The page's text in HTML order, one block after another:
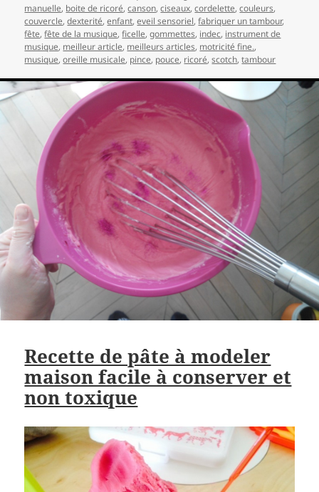
manuelle, boite de ricoré,canson,ciseaux,cordelette,couleurs,
couvercle,dexterité,enfant,eveil sensoriel,fabriquer un tambour,
fête,fête de la musique,ficelle,gommettes, indec, instrument de
musique, meilleur article, meilleurs articles, motricité fine.,
musique,oreille musicale, pince, pouce, ricoré,scotch,tambour
Recette de pâte à modeler
maison facile à conserver et
non toxique